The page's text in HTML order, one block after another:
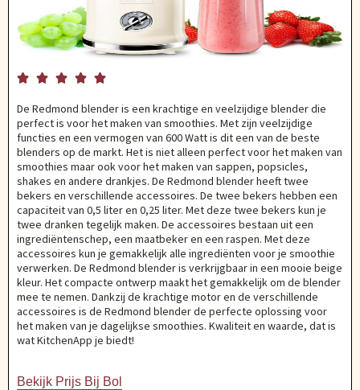
    
De Redmond blender is een krachtige en veelzijdige blender die
perfect is voor het maken van smoothies. Met zijn veelzijdige
functies en een vermogen van 600 Watt is dit een van de beste
blenders op de markt. Het is niet alleen perfect voor het maken van
smoothies maar ook voor het maken van sappen, popsicles,
shakes en andere drankjes. De Redmond blender heeft twee
bekers en verschillende accessoires. De twee bekers hebben een
capaciteit van 0,5 liter en 0,25 liter. Met deze twee bekers kun je
twee dranken tegelijk maken. De accessoires bestaan uit een
ingrediëntenschep, een maatbeker en een raspen. Met deze
accessoires kun je gemakkelijk alle ingrediënten voor je smoothie
verwerken. De Redmond blender is verkrijgbaar in een mooie beige
kleur. Het compacte ontwerp maakt het gemakkelijk om de blender
mee te nemen. Dankzij de krachtige motor en de verschillende
accessoires is de Redmond blender de perfecte oplossing voor
het maken van je dagelijkse smoothies. Kwaliteit en waarde, dat is
wat KitchenApp je biedt!
Bekijk Prijs Bij Bol